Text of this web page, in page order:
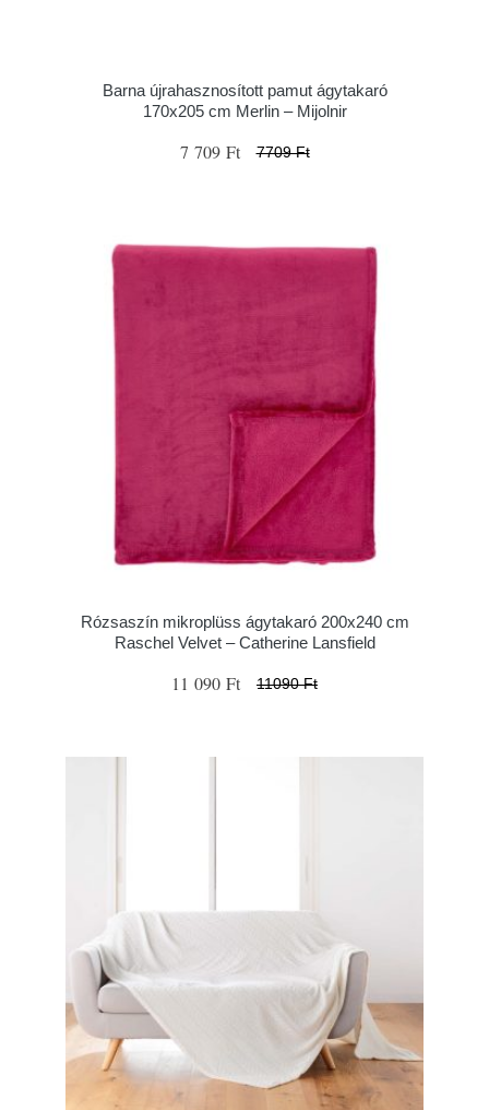
Barna újrahasznosított pamut ágytakaró
170x205 cm Merlin – Mijolnir
7 709 Ft 7709 Ft
Rózsaszín mikroplüss ágytakaró 200x240 cm
Raschel Velvet – Catherine Lansfield
11 090 Ft 11090 Ft